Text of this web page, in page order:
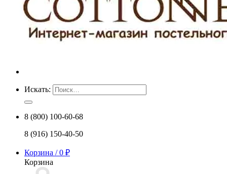
Искать:
8 (800) 100-60-68
8 (916) 150-40-50
Корзина /0 ₽
Корзина